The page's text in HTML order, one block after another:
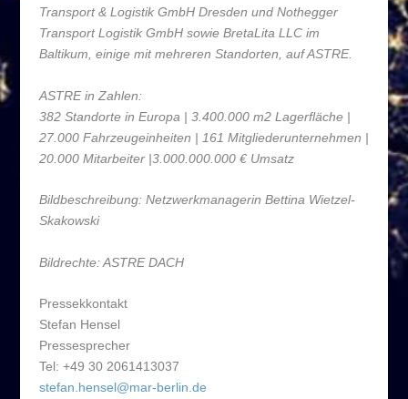
Transport & Logistik GmbH Dresden und Nothegger
Transport Logistik GmbH sowie BretaLita LLC im
Baltikum, einige mit mehreren Standorten, auf ASTRE.
ASTRE in Zahlen:
382 Standorte in Europa | 3.400.000 m2 Lagerfläche |
27.000 Fahrzeugeinheiten | 161 Mitgliederunternehmen |
20.000 Mitarbeiter |3.000.000.000 € Umsatz
Bildbeschreibung: Netzwerkmanagerin Bettina Wietzel-
Skakowski
Bildrechte: ASTRE DACH
Pressekkontakt
Stefan Hensel
Pressesprecher
Tel: +49 30 2061413037
stefan.hensel@mar-berlin.de